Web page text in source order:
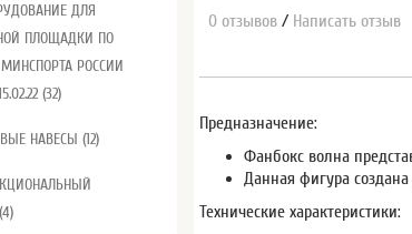
ДЛЯ
ПЛОЩАДКИ ПО
РОССИИ
(32)
НАВЕСЫ (12)
0 отзывов / Написать отзыв
Предназначение:
Фанбокс волна
Данная фигура
Технические характеристики: